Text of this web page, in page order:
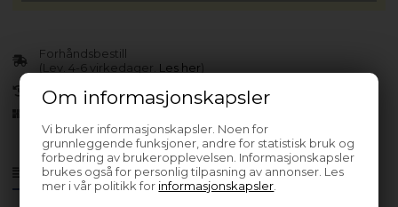
Om informasjonskapsler
Vi bruker informasjonskapsler. Noen for
grunnleggende funksjoner, andre for statistisk bruk og
forbedring av brukeropplevelsen. Informasjonskapsler
brukes også for personlig tilpasning av annonser. Les
mer i vår politikk for informasjonskapsler
Produktinfo Spørsmål om varen?
Forhåndsbestill
(Lev. 4-6 virkedager. Les her)
30 dagers returrett